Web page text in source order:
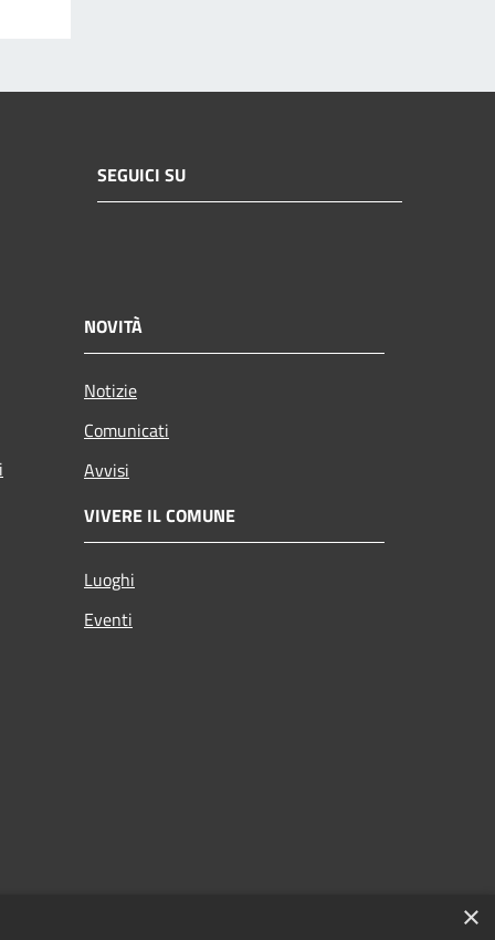
SEGUICI SU
NOVITÀ
Notizie
Comunicati
Avvisi
VIVERE IL COMUNE
Luoghi
Eventi
×